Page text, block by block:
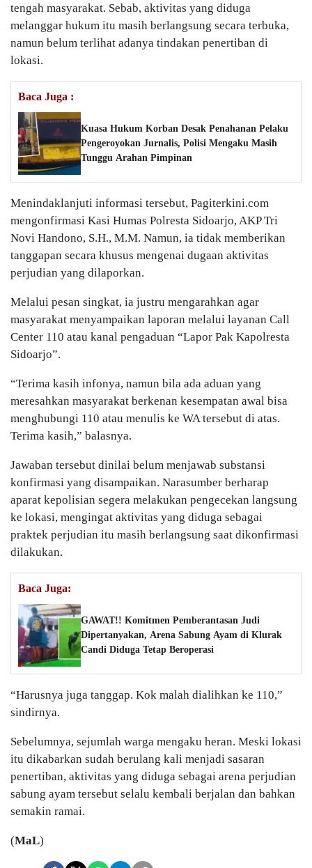
tengah masyarakat. Sebab, aktivitas yang diduga
melanggar hukum itu masih berlangsung secara terbuka,
namun belum terlihat adanya tindakan penertiban di
lokasi.
Baca Juga :
Kuasa Hukum Korban Desak Penahanan Pelaku
Pengeroyokan Jurnalis, Polisi Mengaku Masih
Tunggu Arahan Pimpinan
Menindaklanjuti informasi tersebut, Pagiterkini.com
mengonfirmasi Kasi Humas Polresta Sidoarjo, AKP Tri
Novi Handono, S.H., M.M. Namun, ia tidak memberikan
tanggapan secara khusus mengenai dugaan aktivitas
perjudian yang dilaporkan.
Melalui pesan singkat, ia justru mengarahkan agar
masyarakat menyampaikan laporan melalui layanan Call
Center 110 atau kanal pengaduan “Lapor Pak Kapolresta
Sidoarjo”.
“Terima kasih infonya, namun bila ada aduan yang
meresahkan masyarakat berkenan kesempatan awal bisa
menghubungi 110 atau menulis ke WA tersebut di atas.
Terima kasih,” balasnya.
Jawaban tersebut dinilai belum menjawab substansi
konfirmasi yang disampaikan. Narasumber berharap
aparat kepolisian segera melakukan pengecekan langsung
ke lokasi, mengingat aktivitas yang diduga sebagai
praktek perjudian itu masih berlangsung saat dikonfirmasi
dilakukan.
Baca Juga:
GAWAT!! Komitmen Pemberantasan Judi
Dipertanyakan, Arena Sabung Ayam di Klurak
Candi Diduga Tetap Beroperasi
“Harusnya juga tanggap. Kok malah dialihkan ke 110,”
sindirnya.
Sebelumnya, sejumlah warga mengaku heran. Meski lokasi
itu dikabarkan sudah berulang kali menjadi sasaran
penertiban, aktivitas yang diduga sebagai arena perjudian
sabung ayam tersebut selalu kembali berjalan dan bahkan
semakin ramai.
(MaL)